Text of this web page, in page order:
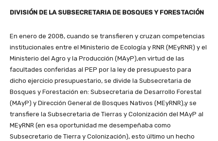
DIVISIÓN DE LA SUBSECRETARIA DE BOSQUES Y FORESTACIÓN
En enero de 2008, cuando se transfieren y cruzan competencias
institucionales entre el Ministerio de Ecología y RNR (MEyRNR) y el
Ministerio del Agro y la Producción (MAyP),en virtud de las
facultades conferidas al PEP por la ley de presupuesto para
dicho ejercicio presupuestario, se divide la Subsecretaria de
Bosques y Forestación en: Subsecretaria de Desarrollo Forestal
(MAyP) y Dirección General de Bosques Nativos (MEyRNR),y se
transfiere la Subsecretaria de Tierras y Colonización del MAyP al
MEyRNR (en esa oportunidad me desempeñaba como
Subsecretario de Tierra y Colonización), esto último un hecho